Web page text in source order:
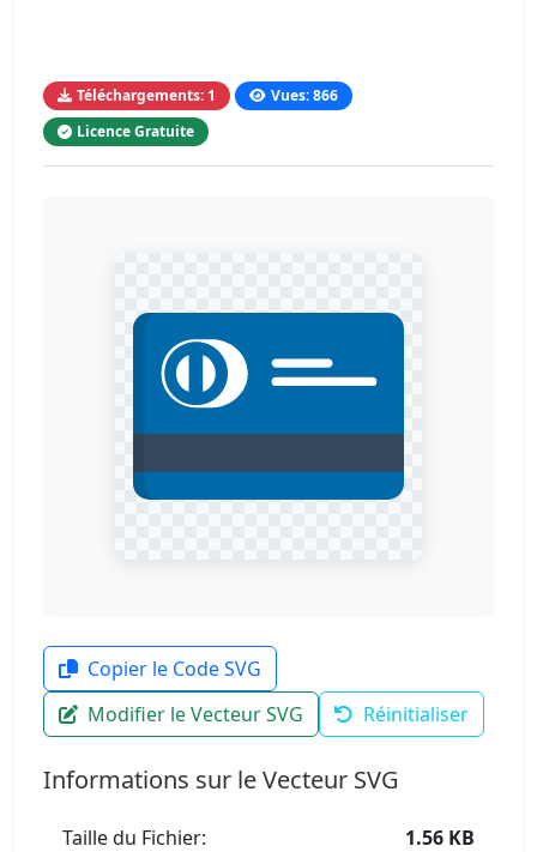
Téléchargements: 1
Vues: 866
Licence Gratuite
Copier le Code SVG
Modifier le Vecteur SVG
Réinitialiser
Informations sur le Vecteur SVG
Taille du Fichier:
1.56 KB